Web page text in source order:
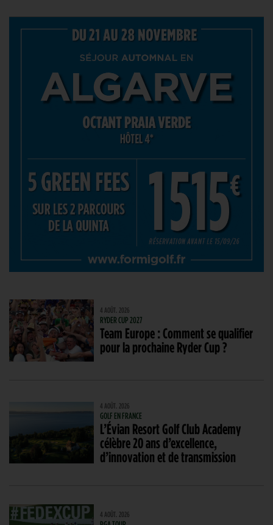
4 AOÛT. 2026
RYDER CUP 2027
Team Europe : Comment se qualifier
pour la prochaine Ryder Cup ?
4 AOÛT. 2026
GOLF EN FRANCE
L’Évian Resort Golf Club Academy
célèbre 20 ans d’excellence,
d’innovation et de transmission
4 AOÛT. 2026